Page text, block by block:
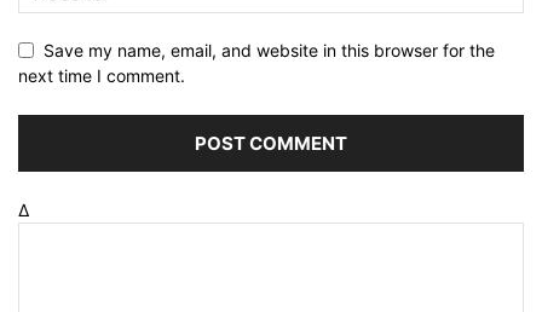
Save my name, email, and website in this browser for the
next time I comment.
Δ